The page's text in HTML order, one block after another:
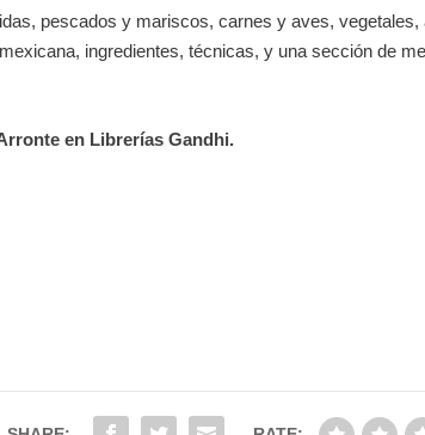
pescados y mariscos, carnes y aves,
ingredientes, técnicas, y una sección de
en Librerías Gandhi.